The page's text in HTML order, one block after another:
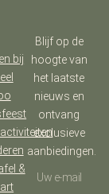
bij
&
Blijf op de
hoogte van
het laatste
nieuws en
ontvang
exclusieve
aanbiedingen.